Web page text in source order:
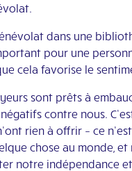
dans une
pour une
cela favorise le
sont prêts à
contre nous.
rien à offrir – ce
chose au monde, et
notre indépendance